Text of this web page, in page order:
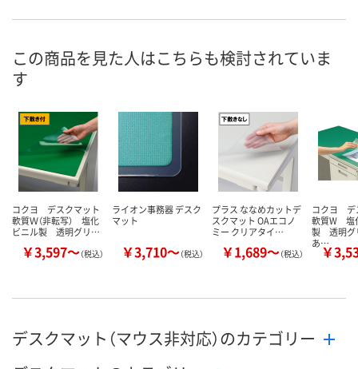
お申込番
在庫 直送品 直送品 あり
数量
カゴへ
数量
カ
この商品を見た人はこちらも検討されていま
す
コクヨ デスクマット
軟質Ｗ（非転写） 塩化
ビニル製 透明グリ…
￥3,597～（税込）
ライオン事務器 デスク
マット
￥3,710～（税込）
プラス ななめカットデ
スクマット OAエコノ
ミー クリアタイ…
￥1,689～（税込）
コクヨ デ
軟質W 塩
製 透明グ
あ…￥
デスクマット（マウス非対応）のカテゴリー